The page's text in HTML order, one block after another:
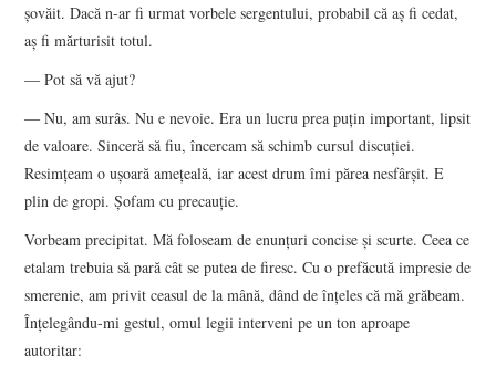
şovăit. Dacă n-ar fi urmat vorbele sergentului, probabil că aş fi cedat,
aş fi mărturisit totul.
― Pot să vă ajut?
― Nu, am surâs. Nu e nevoie. Era un lucru prea puţin important, lipsit
de valoare. Sinceră să fiu, încercam să schimb cursul discuţiei.
Resimţeam o uşoară ameţeală, iar acest drum îmi părea nesfârşit. E
plin de gropi. Şofam cu precauţie.
Vorbeam precipitat. Mă foloseam de enunţuri concise şi scurte. Ceea ce
etalam trebuia să pară cât se putea de firesc. Cu o prefăcută impresie de
smerenie, am privit ceasul de la mână, dând de înţeles că mă grăbeam.
Înţelegându-mi gestul, omul legii interveni pe un ton aproape
autoritar: